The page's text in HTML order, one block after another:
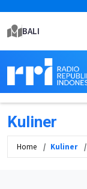
BALI
Kuliner
Home Kuliner